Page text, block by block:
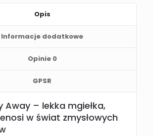
Opis
Informacje dodatkowe
Opinie 0
GPSR
Away – lekka mgiełka,
w świat zmysłowych